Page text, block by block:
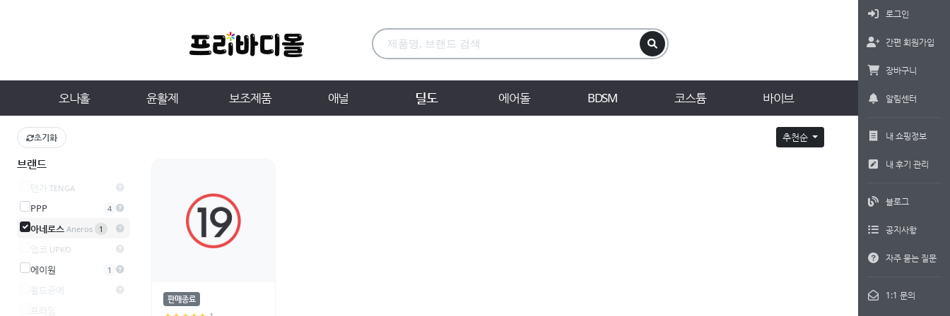
오나홀 윤활제 보조제품 애널 딜도 에어돌 BDSM 코스튬 바이브
로그인
간편 회원가입
장바구니
알림센터
내 쇼핑정보
내 후기 관리
블로그
공지사항
자주 묻는 질문
1:1 문의
초기화
브랜드
텐가 TENGA
PPP 4
아네로스 Aneros 1
업코 UPKO
에이원 1
월드공예
프라임
추천순
판매종료